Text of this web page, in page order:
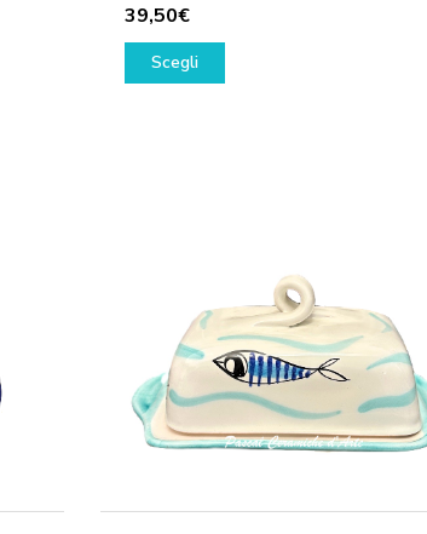
39,50€
Scegli
Questo
essere
scelte
nella
pagina
del
prodotto